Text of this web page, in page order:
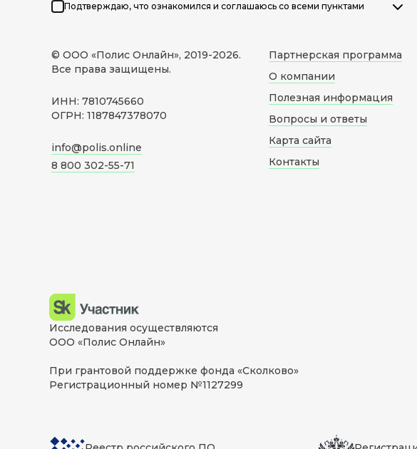
Подтверждаю, что ознакомился и соглашаюсь со всеми пунктами
© ООО «Полис Онлайн», 2019-2026.
Все права защищены.
ИНН: 7810745660
ОГРН: 1187847378070
info@polis.online
8 800 302-55-71
Партнерская программа
О компании
Полезная информация
Вопросы и ответы
Карта сайта
Контакты
Исследования осуществляются
ООО «Полис Онлайн»
При грантовой поддержке фонда «Сколково»
Регистрационный номер №1127299